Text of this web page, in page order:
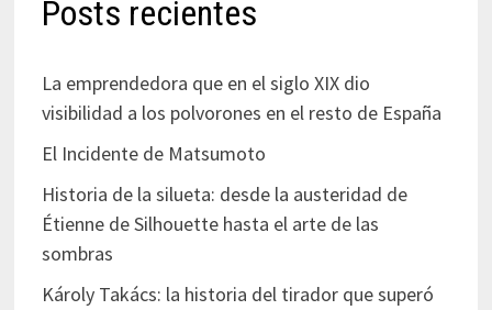
Posts recientes
La emprendedora que en el siglo XIX dio
visibilidad a los polvorones en el resto de España
El Incidente de Matsumoto
Historia de la silueta: desde la austeridad de
Étienne de Silhouette hasta el arte de las
sombras
Károly Takács: la historia del tirador que superó